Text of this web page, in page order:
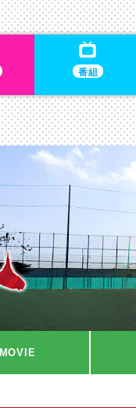
番組
MOVIE